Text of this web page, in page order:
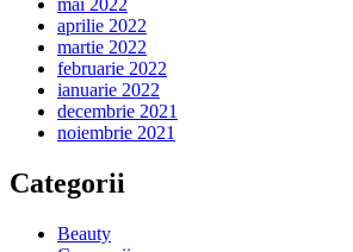
aprilie 2022
martie 2022
februarie 2022
ianuarie 2022
decembrie 2021
noiembrie 2021
Categorii
Beauty